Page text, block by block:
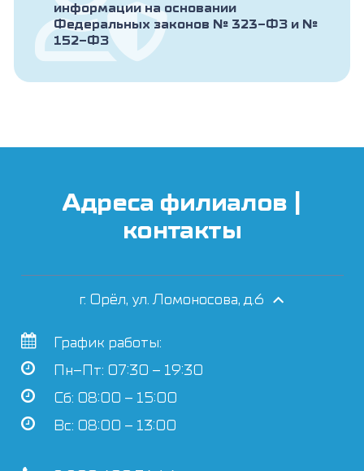
информации на основании
Федеральных законов № 323-ФЗ и №
152-ФЗ
Адреса филиалов |
контакты
г. Орёл, ул. Ломоносова, д.6
График работы:
Пн–Пт: 07:30 – 19:30
Сб: 08:00 – 15:00
Вс: 08:00 – 13:00